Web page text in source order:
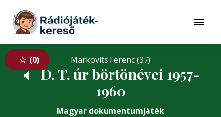
Tovább a tartalomhoz
Menü
0 Markovits Ferenc (37)
🔈 D. T. úr börtönévei 1957-
1960
Magyar dokumentumjáték